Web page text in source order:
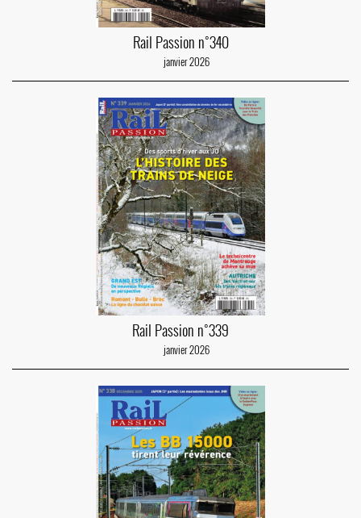
Rail Passion n°340
janvier 2026
Rail Passion n°339
janvier 2026